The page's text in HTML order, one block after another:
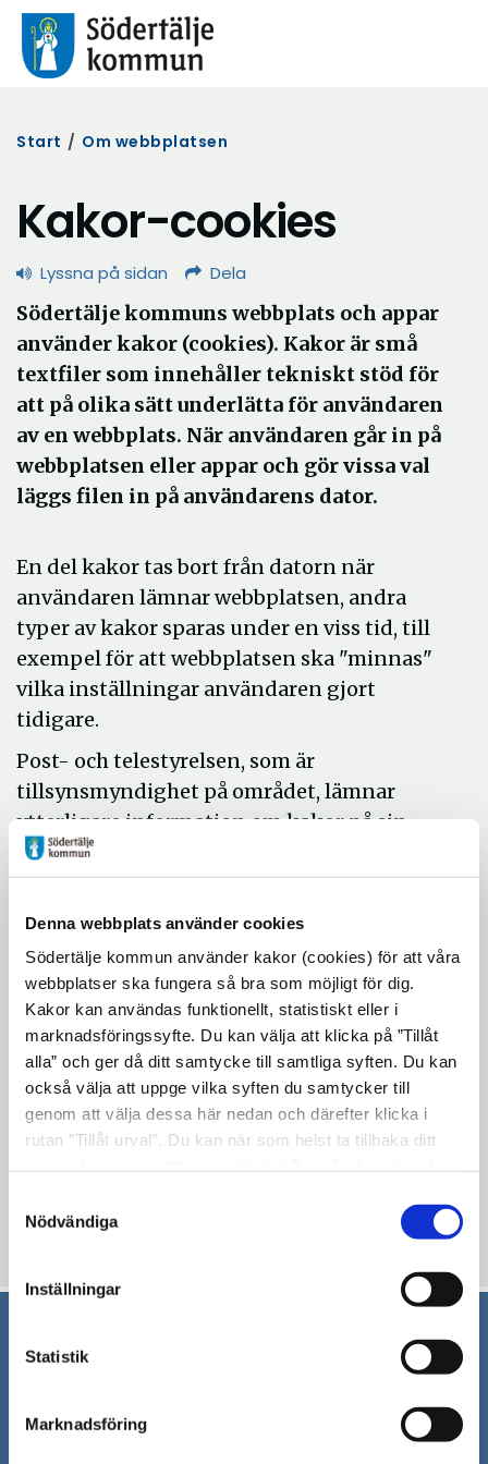
Denna webbplats använder cookies
Södertälje kommun använder kakor (cookies) för att våra
webbplatser ska fungera så bra som möjligt för dig.
Kakor kan användas funktionellt, statistiskt eller i
marknadsföringssyfte. Du kan välja att klicka på ”Tillåt
alla” och ger då ditt samtycke till samtliga syften. Du kan
också välja att uppge vilka syften du samtycker till
genom att välja dessa här nedan och därefter klicka i
rutan ”Tillåt urval”. Du kan när som helst ta tillbaka ditt
"Visa detaljer" kan du läsa om hur kakorna används och
hur vi och våra leverantörer inhämtar och behandlar
Nödvändiga
Inställningar
Statistik
Marknadsföring
Start / Om webbplatsen
Kakor-cookies
Lyssna på sidan Dela
Södertälje kommuns webbplats och appar
använder kakor (cookies). Kakor är små
textfiler som innehåller tekniskt stöd för
att på olika sätt underlätta för användaren
av en webbplats. När användaren går in på
webbplatsen eller appar och gör vissa val
läggs filen in på användarens dator.
En del kakor tas bort från datorn när
användaren lämnar webbplatsen, andra
typer av kakor sparas under en viss tid, till
exempel för att webbplatsen ska "minnas"
vilka inställningar användaren gjort
tidigare.
Post- och telestyrelsen, som är
tillsynsmyndighet på området, lämnar
ytterligare information om kakor på sin
webbplats.
som använder internet, PTS.
Kakor för tekniska ändamål
Södertäljeappen
Södertälje kommun
Besöksadress: Nyköpingsvägen 26